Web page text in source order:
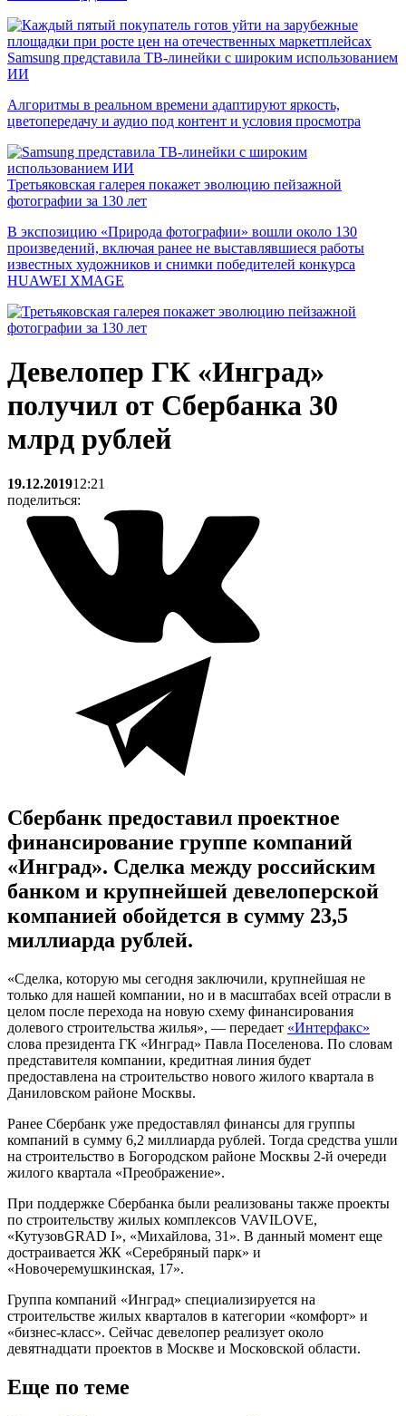
Samsung представила ТВ-линейки с широким использованием
ИИ
Алгоритмы в реальном времени адаптируют яркость,
цветопередачу и аудио под контент и условия просмотра
Третьяковская галерея покажет эволюцию пейзажной
фотографии за 130 лет
В экспозицию «Природа фотографии» вошли около 130
произведений, включая ранее не выставлявшиеся работы
известных художников и снимки победителей конкурса
HUAWEI XMAGE
Девелопер ГК «Инград»
получил от Сбербанка 30
млрд рублей
19.12.201912:21
поделиться:
Сбербанк предоставил проектное
финансирование группе компаний
«Инград». Сделка между российским
банком и крупнейшей девелоперской
компанией обойдется в сумму 23,5
миллиарда рублей.
«Сделка, которую мы сегодня заключили, крупнейшая не
только для нашей компании, но и в масштабах всей отрасли в
целом после перехода на новую схему финансирования
долевого строительства жилья», — передает «Интерфакс»
слова президента ГК «Инград» Павла Поселенова. По словам
представителя компании, кредитная линия будет
предоставлена на строительство нового жилого квартала в
Даниловском районе Москвы.
Ранее Сбербанк уже предоставлял финансы для группы
компаний в сумму 6,2 миллиарда рублей. Тогда средства ушли
на строительство в Богородском районе Москвы 2-й очереди
жилого квартала «Преображение».
При поддержке Сбербанка были реализованы также проекты
по строительству жилых комплексов VAVILOVE,
«КутузовGRAD I», «Михайлова, 31». В данный момент еще
достраивается ЖК «Серебряный парк» и
«Новочеремушкинская, 17».
Группа компаний «Инград» специализируется на
строительстве жилых кварталов в категории «комфорт» и
«бизнес-класс». Сейчас девелопер реализует около
девятнадцати проектов в Москве и Московской области.
Еще по теме